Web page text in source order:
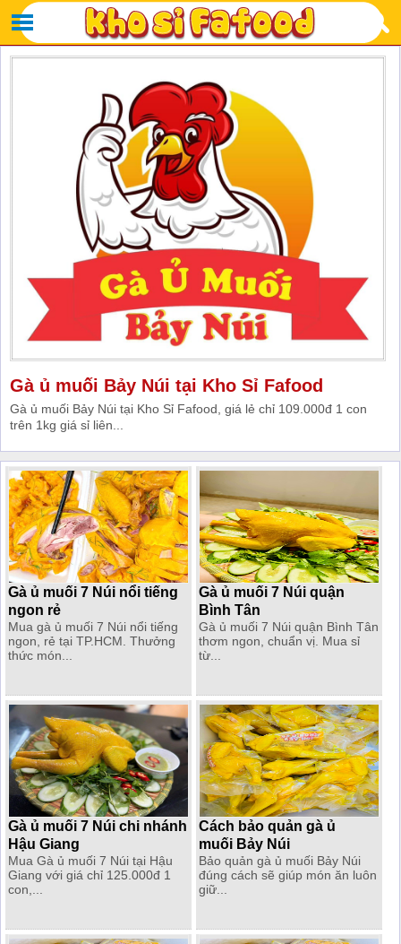
Gà ủ muối Bảy Núi tại Kho Sỉ Fafood
Gà ủ muối Bảy Núi tại Kho Sỉ Fafood, giá lẻ chỉ 109.000đ 1 con
trên 1kg giá sỉ liên...
Gà ủ muối 7 Núi nổi tiếng
ngon rẻ
Mua gà ủ muối 7 Núi nổi tiếng
ngon, rẻ tại TP.HCM. Thưởng
thức món...
Gà ủ muối 7 Núi quận
Bình Tân
Gà ủ muối 7 Núi quận Bình Tân
thơm ngon, chuẩn vị. Mua sỉ
từ...
Gà ủ muối 7 Núi chi nhánh
Hậu Giang
Mua Gà ủ muối 7 Núi tại Hậu
Giang với giá chỉ 125.000đ 1
con,...
Cách bảo quản gà ủ
muối Bảy Núi
Bảo quản gà ủ muối Bảy Núi
đúng cách sẽ giúp món ăn luôn
giữ...